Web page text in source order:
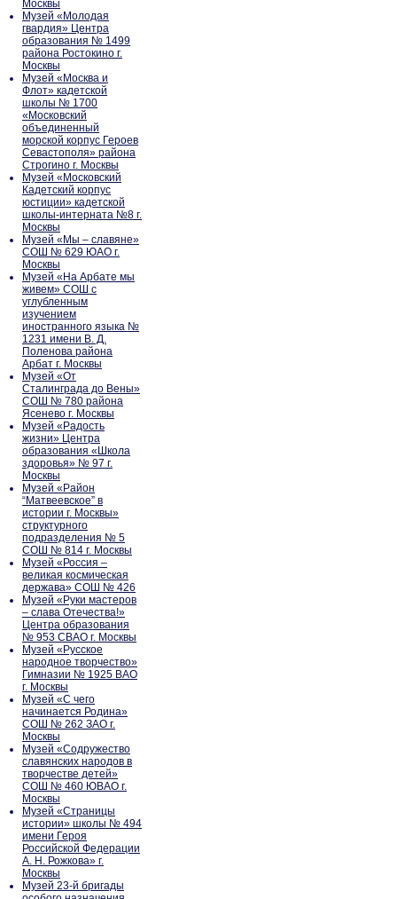
Москвы
Музей «Молодая
гвардия» Центра
образования № 1499
района Ростокино г.
Москвы
Музей «Москва и
Флот» кадетской
школы № 1700
«Московский
объединенный
морской корпус Героев
Севастополя» района
Строгино г. Москвы
Музей «Московский
Кадетский корпус
юстиции» кадетской
школы-интерната №8 г.
Москвы
Музей «Мы – славяне»
СОШ № 629 ЮАО г.
Москвы
Музей «На Арбате мы
живем» СОШ с
углубленным
изучением
иностранного языка №
1231 имени В. Д.
Поленова района
Арбат г. Москвы
Музей «От
Сталинграда до Вены»
СОШ № 780 района
Ясенево г. Москвы
Музей «Радость
жизни» Центра
образования «Школа
здоровья» № 97 г.
Москвы
Музей «Район
“Матвеевское” в
истории г. Москвы»
структурного
подразделения № 5
СОШ № 814 г. Москвы
Музей «Россия –
великая космическая
держава» СОШ № 426
Музей «Руки мастеров
– слава Отечества!»
Центра образования
№ 953 СВАО г. Москвы
Музей «Русское
народное творчество»
Гимназии № 1925 ВАО
г. Москвы
Музей «С чего
начинается Родина»
СОШ № 262 ЗАО г.
Москвы
Музей «Содружество
славянских народов в
творчестве детей»
СОШ № 460 ЮВАО г.
Москвы
Музей «Страницы
истории» школы № 494
имени Героя
Российской Федерации
А. Н. Рожкова» г.
Москвы
Музей 23-й бригады